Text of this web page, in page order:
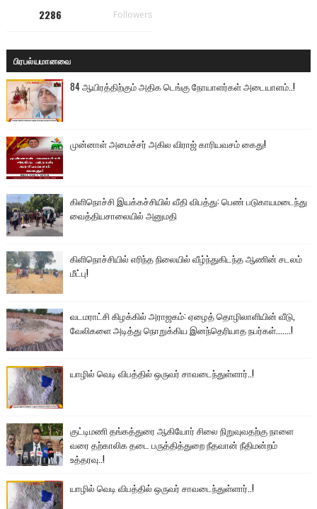
2286 Followers
பிரபல்யமானவை
84 ஆயிரத்திற்கும் அதிக டெங்கு நோயாளர்கள் அடையாளம்..!
முன்னாள் அமைச்சர் அகில விராஜ் காரியவசம் கைது!
கிளிநொச்சி இயக்கச்சியில் வீதி விபத்து: பெண் படுகாயமடைந்து
வைத்தியசாலையில் அனுமதி
கிளிநொச்சியில் எரிந்த நிலையில் வீழ்ந்துகிடந்த ஆணின் சடலம்
மீட்பு!
வடமராட்சி கிழக்கில் அராஜகம்: ஏழைத் தொழிலாளியின் வீடு,
வேலிகளை அடித்து நொறுக்கிய இனந்தெரியாத நபர்கள்.......!
யாழில் வெடி விபத்தில் ஒருவர் சாவடைந்துள்ளார்..!
குட்டிமணி தங்கத்துரை ஆகியோர் சிலை நிறுவுவதற்கு நாளை
வரை தற்காலிக தடை பருத்தித்துறை நீதவான் நீதிமன்றம்
உத்தரவு..!
யாழில் வெடி விபத்தில் ஒருவர் சாவடைந்துள்ளார்..!